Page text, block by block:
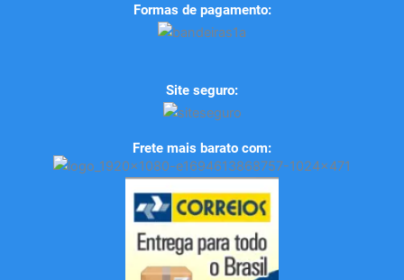
Formas de pagamento:
Site seguro:
Frete mais barato com: